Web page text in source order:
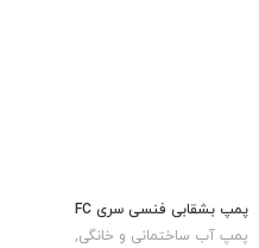
پمپ بشقابی فنسی سری FC
پمپ آب ساختمانی و خانگی,